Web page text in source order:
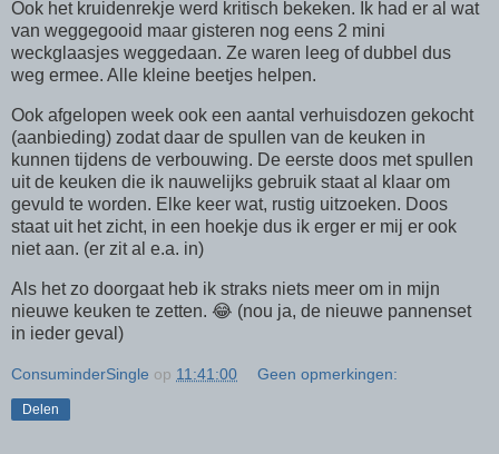
Ook het kruidenrekje werd kritisch bekeken. Ik had er al wat
van weggegooid maar gisteren nog eens 2 mini
weckglaasjes weggedaan. Ze waren leeg of dubbel dus
weg ermee. Alle kleine beetjes helpen.
Ook afgelopen week ook een aantal verhuisdozen gekocht
(aanbieding) zodat daar de spullen van de keuken in
kunnen tijdens de verbouwing. De eerste doos met spullen
uit de keuken die ik nauwelijks gebruik staat al klaar om
gevuld te worden. Elke keer wat, rustig uitzoeken. Doos
staat uit het zicht, in een hoekje dus ik erger er mij er ook
niet aan. (er zit al e.a. in)
Als het zo doorgaat heb ik straks niets meer om in mijn
nieuwe keuken te zetten. 😂 (nou ja, de nieuwe pannenset
in ieder geval)
ConsuminderSingle op 11:41:00 Geen opmerkingen:
Delen